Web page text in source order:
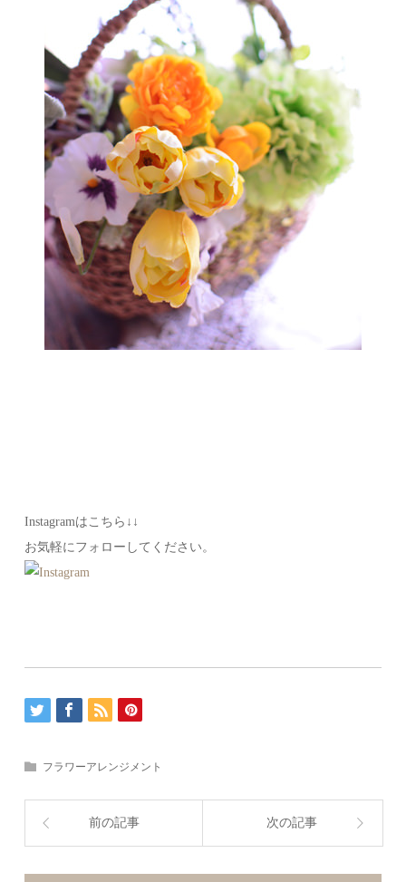
Instagramはこちら↓↓
お気軽にフォローしてください。
フラワーアレンジメント
前の記事 次の記事